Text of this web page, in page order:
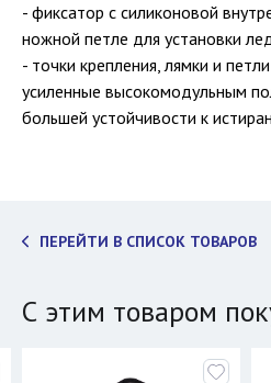
- фиксатор с силиконовой
ножной петле для установки
- точки крепления, лямки и
усиленные высокомодульным
большей устойчивости к
ПЕРЕЙТИ В СПИСОК ТОВАРОВ
С этим товаром